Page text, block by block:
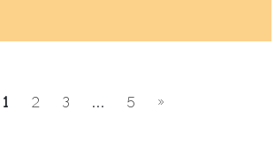
1 2 3 ... 5 »